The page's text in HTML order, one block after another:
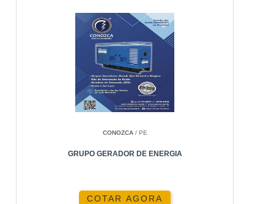
CONOZCA/ PE
GRUPO GERADOR DE ENERGIA
COTAR AGORA